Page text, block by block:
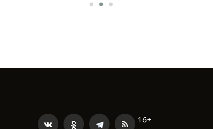
16+